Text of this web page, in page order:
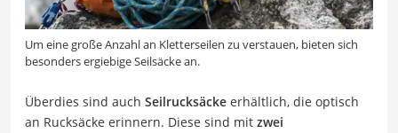
Um eine große Anzahl an Kletterseilen zu verstauen, bieten sich
besonders ergiebige Seilsäcke an.
Überdies sind auch Seilrucksäcke erhältlich, die optisch
an Rucksäcke erinnern. Diese sind mit zwei